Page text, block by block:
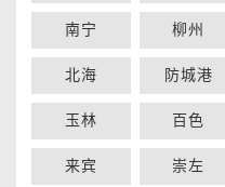
南宁 柳州
北海 防城港
玉林 百色
来宾 崇左